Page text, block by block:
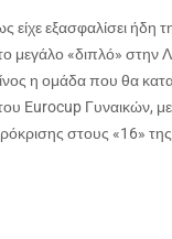
είχε εξασφαλίσει ήδη
μεγάλο «διπλό» στην
η ομάδα που θα
Eurocup Γυναικών,
στους «16»